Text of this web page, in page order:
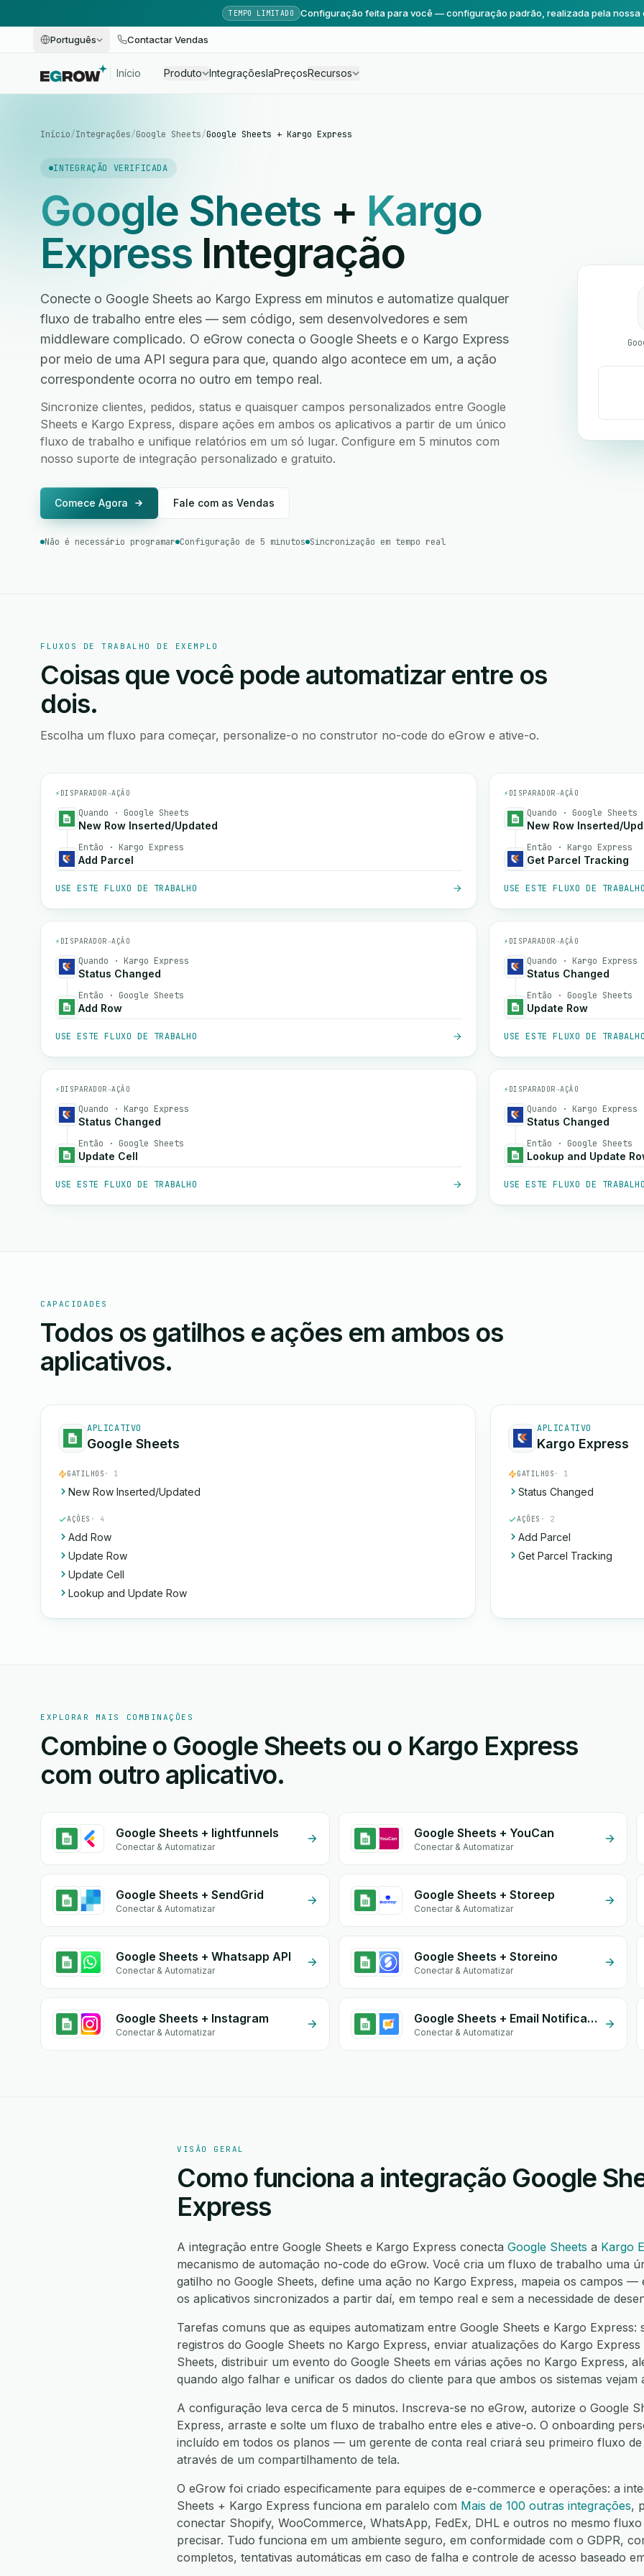
TEMPO LIMITADO Configuração feita para você — configuração padrão, realizada pela nossa
Português Contactar Vendas
Início Produto IntegraçõesIaPreçosRecursos
Início/Integrações/Google Sheets/Google Sheets + Kargo Express
INTEGRAÇÃO VERIFICADA
Google Sheets + Kargo
ExpressIntegração
Conecte o Google Sheets ao Kargo Express em minutos e automatize qualquer
fluxo de trabalho entre eles — sem código, sem desenvolvedores e sem
middleware complicado. O eGrow conecta o Google Sheets e o Kargo Express
por meio de uma API segura para que, quando algo acontece em um, a ação
correspondente ocorra no outro em tempo real.
Sincronize clientes, pedidos, status e quaisquer campos personalizados entre Google
Sheets e Kargo Express, dispare ações em ambos os aplicativos a partir de um único
fluxo de trabalho e unifique relatórios em um só lugar. Configure em 5 minutos com
nosso suporte de integração personalizado e gratuito.
Comece Agora Fale com as Vendas
Não é necessário programar Configuração de 5 minutos Sincronização em tempo real
FLUXOS DE TRABALHO DE EXEMPLO
Coisas que você pode automatizar entre os
dois.
Escolha um fluxo para começar, personalize-o no construtor no-code do eGrow e ative-o.
⚡ DISPARADOR→AÇÃO
Quando · Google Sheets
New Row Inserted/Updated
Então · Kargo Express
Add Parcel
USE ESTE FLUXO DE TRABALHO
⚡ DISPARADOR→AÇÃO
Quando · Google Sheets
New Row Inserted/
Então · Kargo Express
Get Parcel Tracking
USE ESTE FLUXO DE TRABALHO
⚡ DISPARADOR→AÇÃO
Quando · Kargo Express
Status Changed
Então · Google Sheets
Add Row
USE ESTE FLUXO DE TRABALHO
⚡ DISPARADOR→AÇÃO
Quando · Kargo Express
Status Changed
Então · Google Sheets
Update Row
USE ESTE FLUXO DE TRABALHO
⚡ DISPARADOR→AÇÃO
Quando · Kargo Express
Status Changed
Então · Google Sheets
Update Cell
USE ESTE FLUXO DE TRABALHO
⚡ DISPARADOR→AÇÃO
Quando · Kargo Express
Status Changed
Então · Google Sheets
Lookup and Update
USE ESTE FLUXO DE TRABALHO
CAPACIDADES
Todos os gatilhos e ações em ambos os
aplicativos.
APLICATIVO
Google Sheets
GATILHOS · 1
New Row Inserted/Updated
AÇÕES · 4
Add Row
Update Row
Update Cell
Lookup and Update Row
APLICATIVO
Kargo Express
GATILHOS · 1
Status Changed
AÇÕES · 2
Add Parcel
Get Parcel Tracking
EXPLORAR MAIS COMBINAÇÕES
Combine o Google Sheets ou o Kargo Express
com outro aplicativo.
Google Sheets + lightfunnels
Conectar & Automatizar
Google Sheets + YouCan
Conectar & Automatizar
Google Sheets + SendGrid
Conectar & Automatizar
Google Sheets + Storeep
Conectar & Automatizar
Google Sheets + Whatsapp API
Conectar & Automatizar
Google Sheets + Storeino
Conectar & Automatizar
Google Sheets + Instagram
Conectar & Automatizar
Google Sheets + Email Notifications by eGrow
Conectar & Automatizar
VISÃO GERAL
Como funciona a integração Google
Express
A integração entre Google Sheets e Kargo Express conecta Google Sheets a Kargo
mecanismo de automação no-code do eGrow. Você cria um fluxo de trabalho uma
gatilho no Google Sheets, define uma ação no Kargo Express, mapeia os campos —
os aplicativos sincronizados a partir daí, em tempo real e sem a necessidade de
Tarefas comuns que as equipes automatizam entre Google Sheets e Kargo Express:
registros do Google Sheets no Kargo Express, enviar atualizações do Kargo
Sheets, distribuir um evento do Google Sheets em várias ações no Kargo Express,
quando algo falhar e unificar os dados do cliente para que ambos os sistemas vejam
A configuração leva cerca de 5 minutos. Inscreva-se no eGrow, autorize o Google
Express, arraste e solte um fluxo de trabalho entre eles e ative-o. O onboarding
incluído em todos os planos — um gerente de conta real criará seu primeiro fluxo
através de um compartilhamento de tela.
O eGrow foi criado especificamente para equipes de e-commerce e operações: a
Sheets + Kargo Express funciona em paralelo com Mais de 100 outras integrações,
conectar Shopify, WooCommerce, WhatsApp, FedEx, DHL e outros no mesmo
precisar. Tudo funciona em um ambiente seguro, em conformidade com o GDPR,
completos, tentativas automáticas em caso de falha e controle de acesso baseado